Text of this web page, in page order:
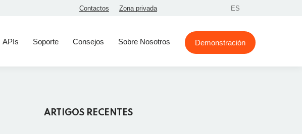
Contactos Zona privada ES
APIs Soporte Consejos Sobre Nosotros Demonstración
ARTIGOS RECENTES